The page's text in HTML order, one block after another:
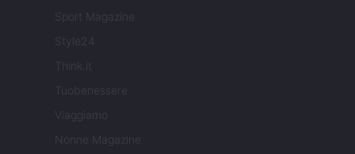
Sport Magazine
Style24
Think.it
Tuobenessere
Viaggiamo
Nonne Magazine